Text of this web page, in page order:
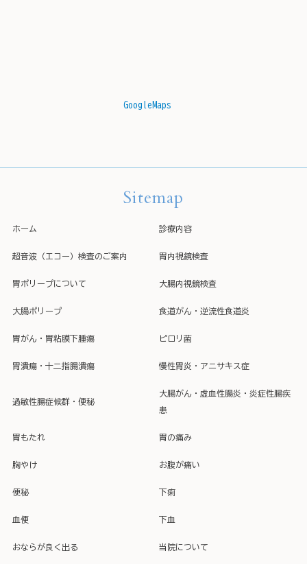
GoogleMaps
Sitemap
ホーム 診療内容
超音波（エコー）検査のご案内 胃内視鏡検査
胃ポリープについて 大腸内視鏡検査
大腸ポリープ 食道がん・逆流性食道炎
胃がん・胃粘膜下腫瘍 ピロリ菌
胃潰瘍・十二指腸潰瘍 慢性胃炎・アニサキス症
過敏性腸症候群・便秘
大腸がん・虚血性腸炎・炎症性腸疾
患
胃もたれ 胃の痛み
胸やけ お腹が痛い
便秘 下痢
血便 下血
おならが良く出る 当院について